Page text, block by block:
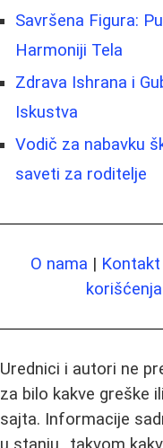
Savršena Figura:
Harmoniji Tela
Zdrava Ishrana i
Iskustva
Vodič za nabavku
saveti za roditelje
O nama | Kontakt
korišćenja
Urednici i autori ne
za bilo kakve greške
sajta. Informacije